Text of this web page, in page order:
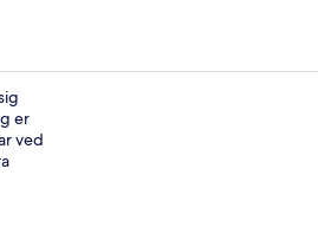
6 restauranter, der serverer morgenmad,
er
ved